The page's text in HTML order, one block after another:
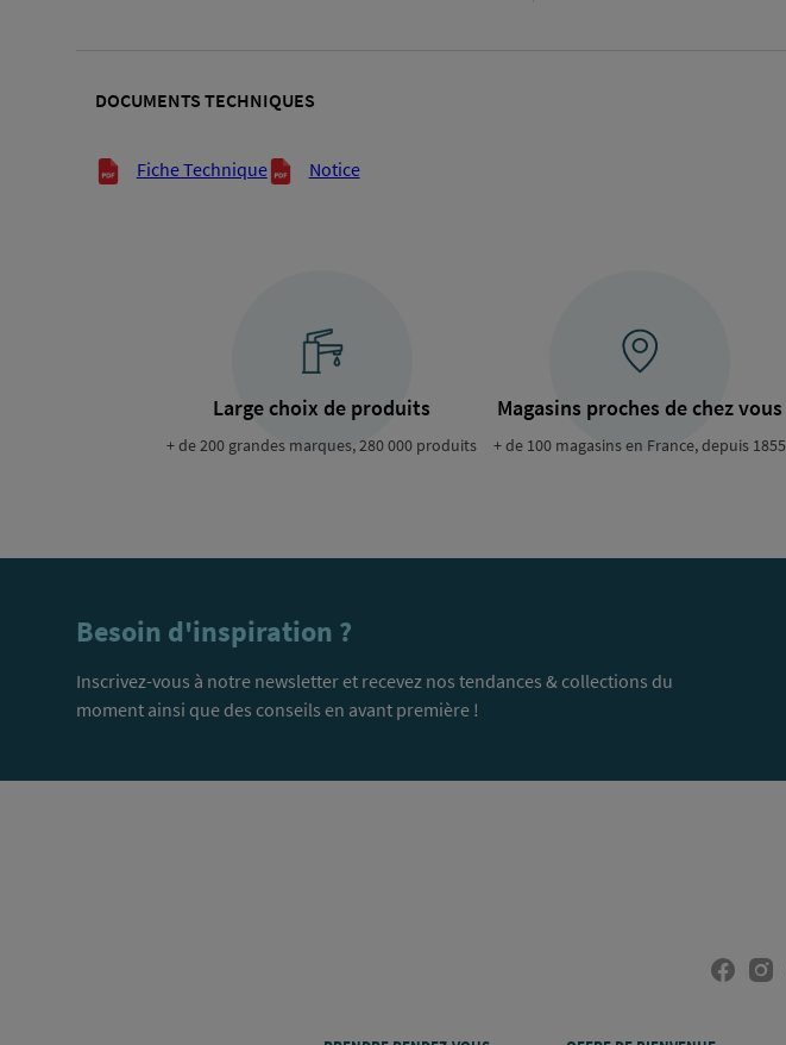
DOCUMENTS TECHNIQUES
Documents techniques
Fiche Technique Notice
Large choix de produits
+ de 200 grandes marques, 280 000 produits
Magasins proches de chez vous
+ de 100 magasins en France, depuis 1855
Besoin d'inspiration ?
Inscrivez-vous à notre newsletter et recevez nos tendances & collections du
moment ainsi que des conseils en avant première !